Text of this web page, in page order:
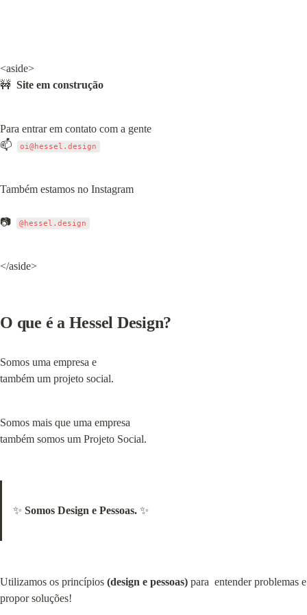
<aside>
🚧 Site em construção
Para entrar em contato com a gente
📫
oi@hessel.design
Também estamos no Instagram
📷 @hessel.design
</aside>
O que é a Hessel Design?
Somos uma empresa e
também um projeto social.
Somos mais que uma empresa
também somos um Projeto Social.
✨ Somos Design e Pessoas. ✨
Utilizamos os princípios (design e pessoas) para  entender problemas e
propor soluções!